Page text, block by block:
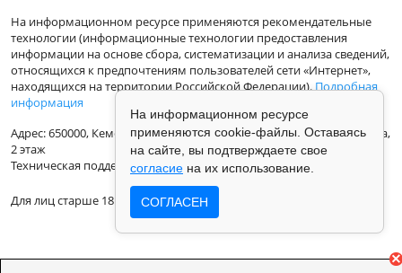
На информационном ресурсе применяются рекомендательные
технологии (информационные технологии предоставления
информации на основе сбора, систематизации и анализа сведений,
относящихся к предпочтениям пользователей сети «Интернет»,
находящихся на территории Российской Федерации).Подробная
информация
Адрес: 650000, Кемеровская Область, г.Кемерово, ул.Кузбасская 33а,
2 этаж
Техническая поддержка: support@vse42.ru
Для лиц старше 18 лет.
На информационном ресурсе
применяются cookie-файлы. Оставаясь
на сайте, вы подтверждаете свое
согласие на их использование.
СОГЛАСЕН